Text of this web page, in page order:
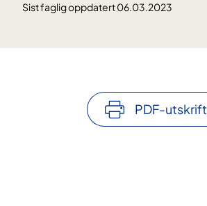
Sist faglig oppdatert 06.03.2023
PDF-utskrift